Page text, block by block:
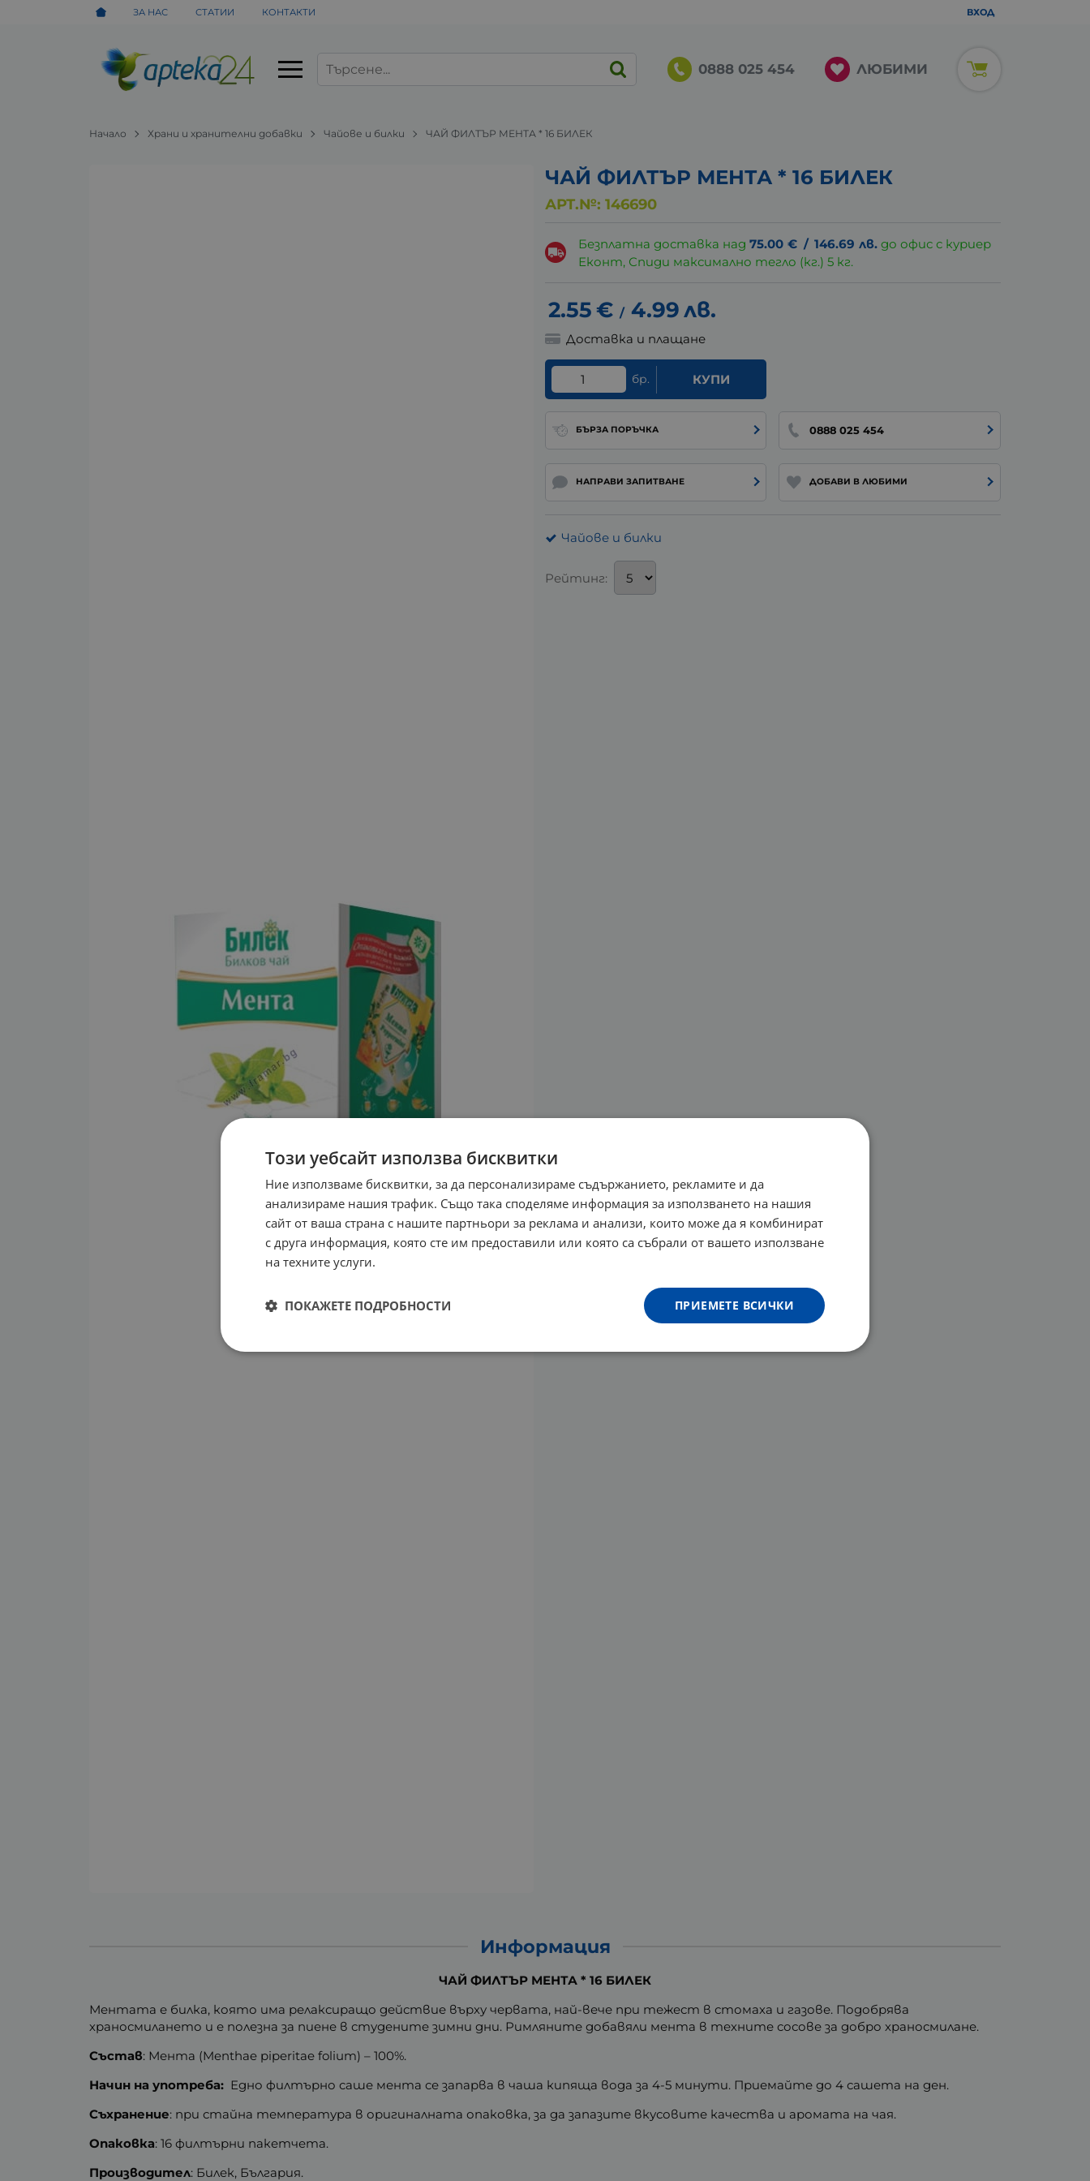
ЗА НАС СТАТИИ КОНТАКТИ ВХОД
0888 025 454 ЛЮБИМИ
Начало Храни и хранителни добавки Чайове и билки ЧАЙ ФИЛТЪР МЕНТА * 16 БИЛЕК
ЧАЙ ФИЛТЪР МЕНТА * 16 БИЛЕК
АРТ.№: 146690
Безплатна доставка над75.00 € / 146.69 лв. до офис с куриер
Еконт, Спиди максимално тегло (кг.) 5 кг.
2.55€ / 4.99лв.
Доставка и плащане
бр. КУПИ
БЪРЗА ПОРЪЧКА 0888 025 454
НАПРАВИ ЗАПИТВАНЕ ДОБАВИ В ЛЮБИМИ
Чайове и билки
Рейтинг:
Информация
ЧАЙ ФИЛТЪР МЕНТА * 16 БИЛЕК
Ментата е билка, която има релаксиращо действие върху червата, най-вече при тежест в стомаха и газове. Подобрява
храносмилането и е полезна за пиене в студените зимни дни. Римляните добавяли мента в техните сосове за добро храносмилане.
Състав: Мента (Menthae piperitae folium) – 100%.
Начин на употреба: Едно филтърно саше мента се запарва в чаша кипяща вода за 4-5 минути. Приемайте до 4 сашета на ден.
Съхранение: при стайна температура в оригиналната опаковка, за да запазите вкусовите качества и аромата на чая.
Опаковка: 16 филтърни пакетчета.
Производител: Билек, България.
Този уебсайт използва бисквитки
Ние използваме бисквитки, за да персонализираме съдържанието, рекламите и да
анализираме нашия трафик. Също така споделяме информация за използването на нашия
сайт от ваша страна с нашите партньори за реклама и анализи, които може да я комбинират
с друга информация, която сте им предоставили или която са събрали от вашето използване
на техните услуги.
ПРИЕМЕТЕ ВСИЧКИ
ПОКАЖЕТЕ ПОДРОБНОСТИ